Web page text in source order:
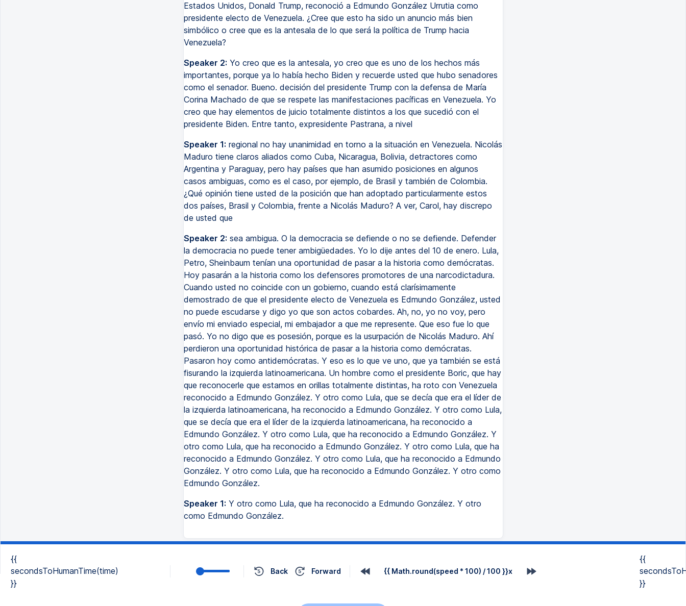
Estados Unidos, Donald Trump, reconoció a Edmundo González Urrutia como
presidente electo de Venezuela. ¿Cree que esto ha sido un anuncio más bien
simbólico o cree que es la antesala de lo que será la política de Trump hacia
Venezuela?
Speaker 2: Yo creo que es la antesala, yo creo que es uno de los hechos más
importantes, porque ya lo había hecho Biden y recuerde usted que hubo senadores
como el senador. Bueno. decisión del presidente Trump con la defensa de María
Corina Machado de que se respete las manifestaciones pacíficas en Venezuela. Yo
creo que hay elementos de juicio totalmente distintos a los que sucedió con el
presidente Biden. Entre tanto, expresidente Pastrana, a nivel
Speaker 1: regional no hay unanimidad en torno a la situación en Venezuela. Nicolás
Maduro tiene claros aliados como Cuba, Nicaragua, Bolivia, detractores como
Argentina y Paraguay, pero hay países que han asumido posiciones en algunos
casos ambiguas, como es el caso, por ejemplo, de Brasil y también de Colombia.
¿Qué opinión tiene usted de la posición que han adoptado particularmente estos
dos países, Brasil y Colombia, frente a Nicolás Maduro? A ver, Carol, hay discrepo
de usted que
Speaker 2: sea ambigua. O la democracia se defiende o no se defiende. Defender
la democracia no puede tener ambigüedades. Yo lo dije antes del 10 de enero. Lula,
Petro, Sheinbaum tenían una oportunidad de pasar a la historia como demócratas.
Hoy pasarán a la historia como los defensores promotores de una narcodictadura.
Cuando usted no coincide con un gobierno, cuando está clarísimamente
demostrado de que el presidente electo de Venezuela es Edmundo González, usted
no puede escudarse y digo yo que son actos cobardes. Ah, no, yo no voy, pero
envío mi enviado especial, mi embajador a que me represente. Que eso fue lo que
pasó. Yo no digo que es posesión, porque es la usurpación de Nicolás Maduro. Ahí
perdieron una oportunidad histórica de pasar a la historia como demócratas.
Pasaron hoy como antidemócratas. Y eso es lo que ve uno, que ya también se está
fisurando la izquierda latinoamericana. Un hombre como el presidente Boric, que hay
que reconocerle que estamos en orillas totalmente distintas, ha roto con Venezuela
reconocido a Edmundo González. Y otro como Lula, que se decía que era el líder de
la izquierda latinoamericana, ha reconocido a Edmundo González. Y otro como Lula,
que se decía que era el líder de la izquierda latinoamericana, ha reconocido a
Edmundo González. Y otro como Lula, que ha reconocido a Edmundo González. Y
otro como Lula, que ha reconocido a Edmundo González. Y otro como Lula, que ha
reconocido a Edmundo González. Y otro como Lula, que ha reconocido a Edmundo
González. Y otro como Lula, que ha reconocido a Edmundo González. Y otro como
Edmundo González.
Speaker 1: Y otro como Lula, que ha reconocido a Edmundo González. Y otro
como Edmundo González.
{{
secondsToHumanTime(time)
}}
Back Forward {{ Math.round(speed * 100) / 100 }}x
{{
}}